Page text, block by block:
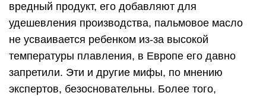
вредный продукт, его добавляют для
удешевления производства, пальмовое масло
не усваивается ребенком из-за высокой
температуры плавления, в Европе его давно
запретили. Эти и другие мифы, по мнению
экспертов, безосновательны. Более того,